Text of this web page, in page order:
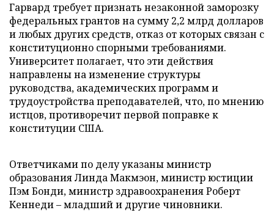
Гарвард требует признать незаконной заморозку
федеральных грантов на сумму 2,2 млрд долларов
и любых других средств, отказ от которых связан с
конституционно спорными требованиями.
Университет полагает, что эти действия
направлены на изменение структуры
руководства, академических программ и
трудоустройства преподавателей, что, по мнению
истцов, противоречит первой поправке к
конституции США.
Ответчиками по делу указаны министр
образования Линда Макмэон, министр юстиции
Пэм Бонди, министр здравоохранения Роберт
Кеннеди – младший и другие чиновники.